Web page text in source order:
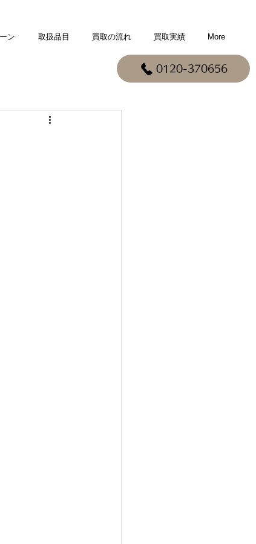
0120-370656
ン 取扱品目 買取の流れ 買取実績 More